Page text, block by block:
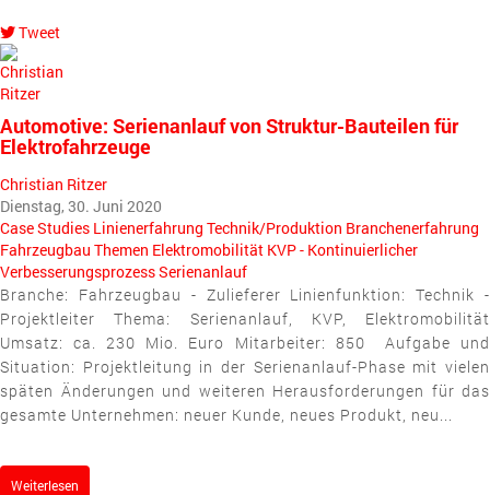
Tweet
pinterest
Automotive: Serienanlauf von Struktur-Bauteilen für
Elektrofahrzeuge
Christian Ritzer
Dienstag, 30. Juni 2020
Case Studies Linienerfahrung Technik/Produktion Branchenerfahrung
Fahrzeugbau Themen Elektromobilität KVP - Kontinuierlicher
VerbesserungsprozessSerienanlauf
Branche: Fahrzeugbau - Zulieferer Linienfunktion: Technik -
Projektleiter Thema: Serienanlauf, KVP, Elektromobilität
Umsatz: ca. 230 Mio. Euro Mitarbeiter: 850 Aufgabe und
Situation: Projektleitung in der Serienanlauf-Phase mit vielen
späten Änderungen und weiteren Herausforderungen für das
gesamte Unternehmen: neuer Kunde, neues Produkt, neu...
Weiterlesen